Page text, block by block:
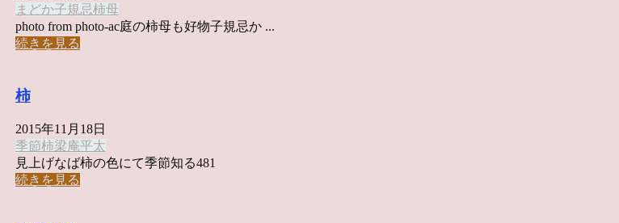
まどか子規忌柿母
photo from photo-ac庭の柿母も好物子規忌か ...
続きを見る
柿
2015年11月18日
季節柿梁庵平太
見上げなば柿の色にて季節知る481
続きを見る